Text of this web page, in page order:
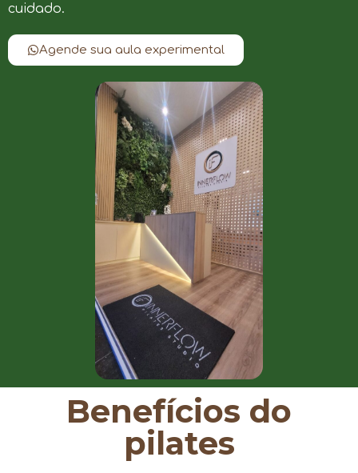
cuidado.
Agende sua aula experimental
Benefícios do
pilates